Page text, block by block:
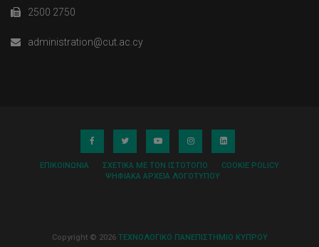
2500 2750
administration@cut.ac.cy
ΕΠΙΚΟΙΝΩΝΊΑ ΣΧΕΤΙΚΆ ΜΕ ΤΟΝ ΙΣΤΌΤΟΠΟ
COOKIE POLICY
ΨΗΦΙΑΚΆ ΑΡΧΕΊΑ ΛΟΓΌΤΥΠΟΥ
Copyright © 2026 ΤΕΧΝΟΛΟΓΙΚΟ ΠΑΝΕΠΙΣΤΗΜΙΟ ΚΥΠΡΟΥ